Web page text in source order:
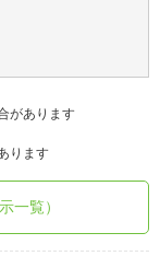
があります
ります
一覧）